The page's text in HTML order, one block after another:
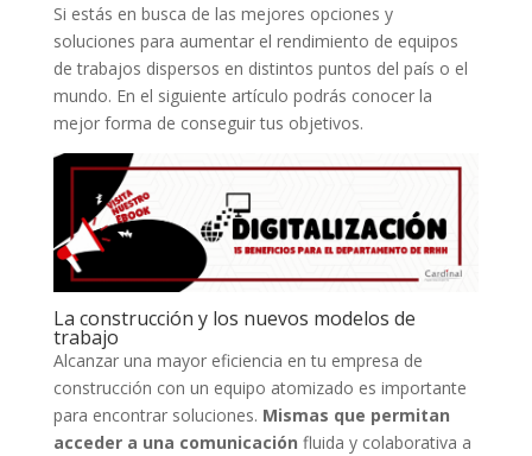
Si estás en busca de las mejores opciones y
soluciones para aumentar el rendimiento de equipos
de trabajos dispersos en distintos puntos del país o el
mundo. En el siguiente artículo podrás conocer la
mejor forma de conseguir tus objetivos.
La construcción y los nuevos modelos de
trabajo
Alcanzar una mayor eficiencia en tu empresa de
construcción con un equipo atomizado es importante
para encontrar soluciones. Mismas que permitan
acceder a una comunicación fluida y colaborativa a